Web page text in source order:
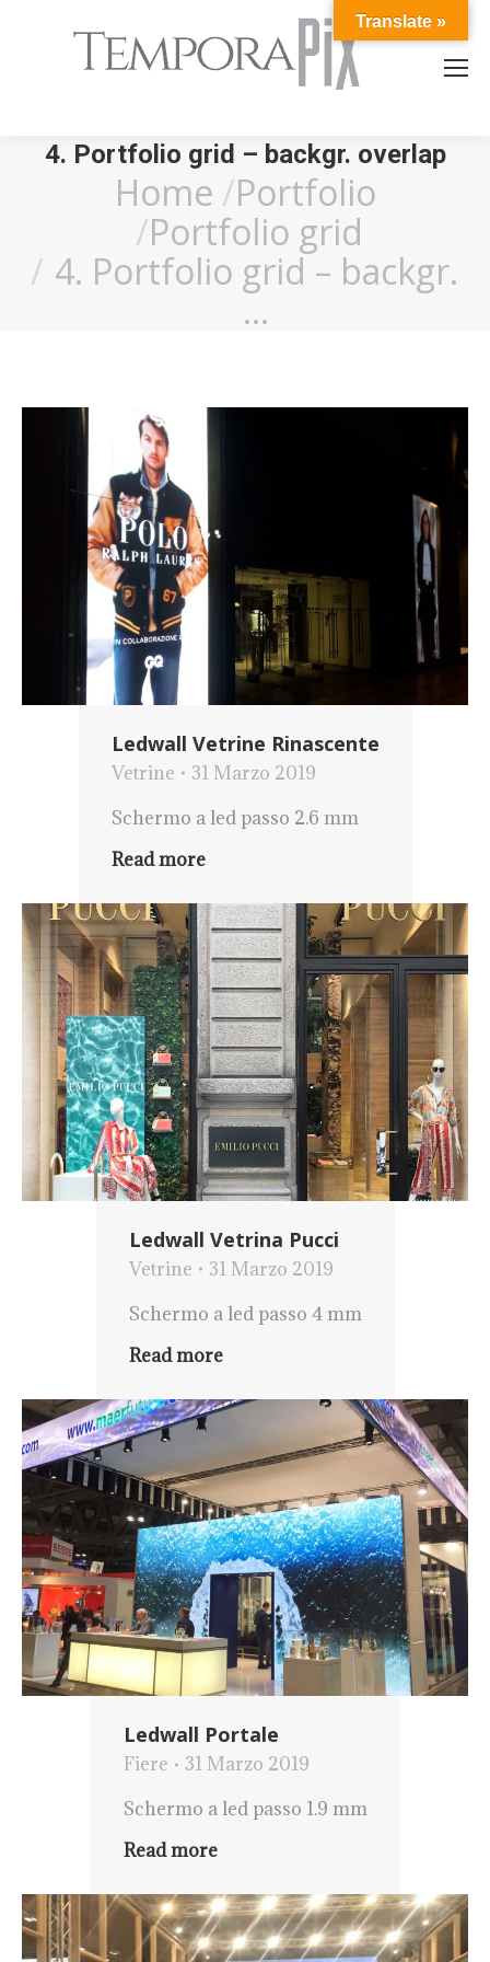
4. Portfolio grid – backgr. overlap
You are here:Home Portfolio
Portfolio grid
4. Portfolio grid – backgr.
…
Ledwall Vetrine Rinascente
Vetrine
31 Marzo 2019
Schermo a led passo 2.6 mm
Read more
Ledwall Vetrina Pucci
Vetrine
31 Marzo 2019
Schermo a led passo 4 mm
Read more
Ledwall Portale
Fiere
31 Marzo 2019
Schermo a led passo 1.9 mm
Read more
Translate »